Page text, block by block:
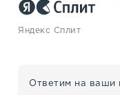
Яндекс Сплит
Ответим на ваши